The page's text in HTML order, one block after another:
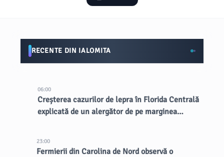
RECENTE DIN IALOMITA
06:00
Creșterea cazurilor de lepra în Florida Centrală
explicată de un alergător de pe marginea
23:00
Fermierii din Carolina de Nord observă o